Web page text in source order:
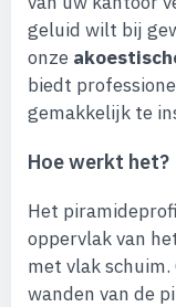
geluid wilt bij
onze
biedt
gemakkelijk te
Hoe werkt het?
Het
oppervlak van
met vlak
wanden van de